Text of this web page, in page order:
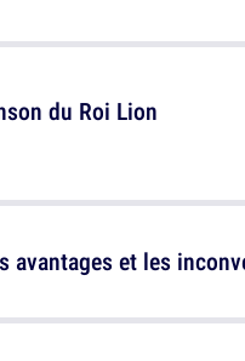
du Roi Lion
et les